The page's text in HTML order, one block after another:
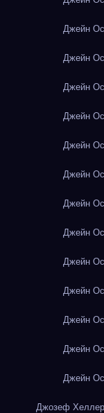
Джейн
Джейн
Джейн
Джейн
Джейн
Джейн
Джейн
Джейн
Джейн
Джейн
Джейн
Джейн
Джейн
Джозеф